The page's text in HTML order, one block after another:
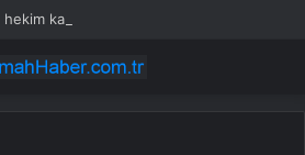
kadrosunu güçlendirdi